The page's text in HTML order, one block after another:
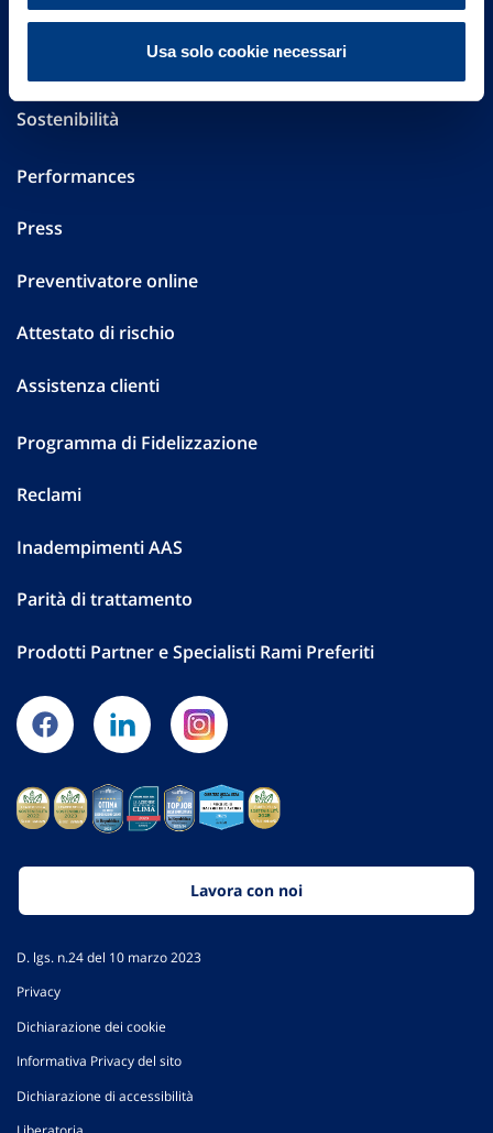
Usa solo cookie necessari
Investor Relations
Sostenibilità
Performances
Press
Preventivatore online
Attestato di rischio
Assistenza clienti
Programma di Fidelizzazione
Reclami
Inadempimenti AAS
Parità di trattamento
Prodotti Partner e Specialisti Rami Preferiti
Lavora con noi
D. lgs. n.24 del 10 marzo 2023
Privacy
Dichiarazione dei cookie
Informativa Privacy del sito
Dichiarazione di accessibilità